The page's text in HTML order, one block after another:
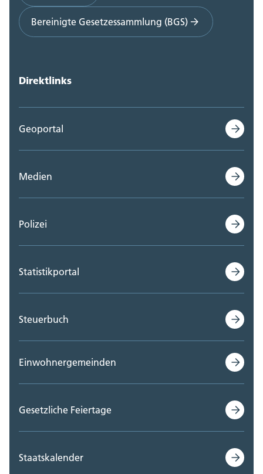
Bereinigte Gesetzessammlung (BGS)
Direktlinks
Geoportal
Medien
Polizei
Statistikportal
Steuerbuch
Einwohnergemeinden
Gesetzliche Feiertage
Staatskalender